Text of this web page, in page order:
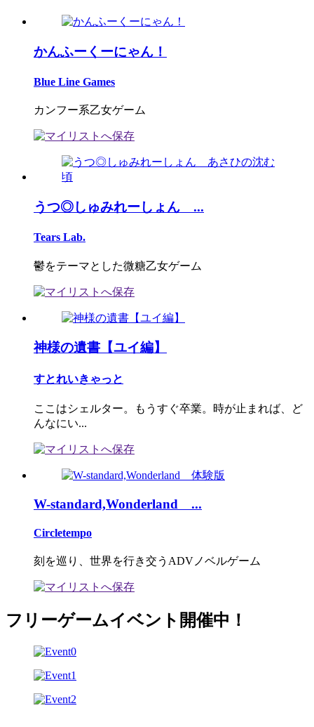
かんふーくーにゃん！
Blue Line Games
カンフー系乙女ゲーム
うつ◎しゅみれーしょん ...
Tears Lab.
鬱をテーマとした微糖乙女ゲーム
神様の遺書【ユイ編】
すとれいきゃっと
ここはシェルター。もうすぐ卒業。時が止まれば、ど
んなにい...
W-standard,Wonderland ...
Circletempo
刻を巡り、世界を行き交うADVノベルゲーム
フリーゲームイベント開催中！